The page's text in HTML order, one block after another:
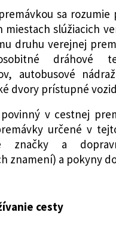
sa rozumie
miestach slúžiacich
druhu verejnej
dráhové
autobusové
dvory prístupné
v cestnej
určené v
značky a
znamení) a pokyny
cesty